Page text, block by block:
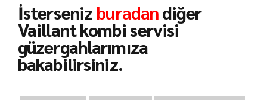
İsterseniz buradandiğer
Vaillant kombi servisi
güzergahlarımıza
bakabilirsiniz.